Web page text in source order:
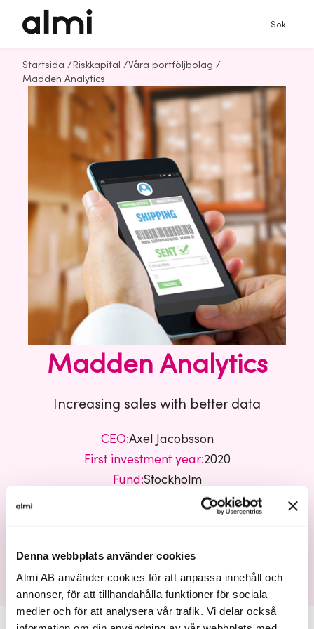
Denna webbplats använder cookies
Almi AB använder cookies för att anpassa innehåll och
annonser, för att tillhandahålla funktioner för sociala
medier och för att analysera vår trafik. Vi delar också
Sök
Startsida / Riskkapital /Våra portföljbolag /
Madden Analytics
Madden Analytics
Increasing sales with better data
CEO:Axel Jacobsson
First investment year:2020
Fund:Stockholm
Tech
Madden Analytics